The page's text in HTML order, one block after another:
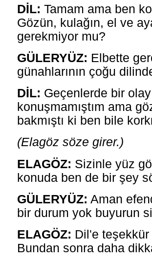
DİL: Tamam ama ben
Gözün, kulağın, el ve
gerekmiyor mu?
GÜLERYÜZ: Elbette
günahlarının çoğu
DİL: Geçenlerde bir
konuşmamıştım ama
bakmıştı ki ben bile
(Elagöz söze girer.)
ELAGÖZ: Sizinle yüz
konuda ben de bir şey
GÜLERYÜZ: Aman
bir durum yok buyurun
ELAGÖZ: Dil'e teşekkür
Bundan sonra daha